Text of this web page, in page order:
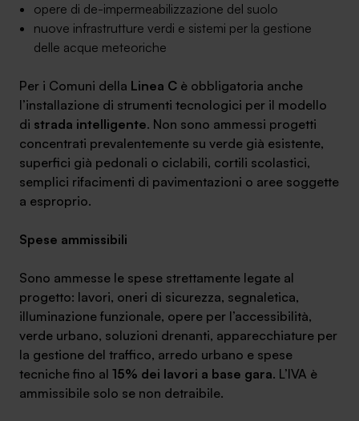
opere di de-impermeabilizzazione del suolo
nuove infrastrutture verdi e sistemi per la gestione
delle acque meteoriche
Per i Comuni della Linea C è obbligatoria anche
l’installazione di strumenti tecnologici per il modello
di strada intelligente. Non sono ammessi progetti
concentrati prevalentemente su verde già esistente,
superfici già pedonali o ciclabili, cortili scolastici,
semplici rifacimenti di pavimentazioni o aree soggette
a esproprio.
Spese ammissibili
Sono ammesse le spese strettamente legate al
progetto: lavori, oneri di sicurezza, segnaletica,
illuminazione funzionale, opere per l’accessibilità,
verde urbano, soluzioni drenanti, apparecchiature per
la gestione del traffico, arredo urbano e spese
tecniche fino al 15% dei lavori a base gara. L’IVA è
ammissibile solo se non detraibile.